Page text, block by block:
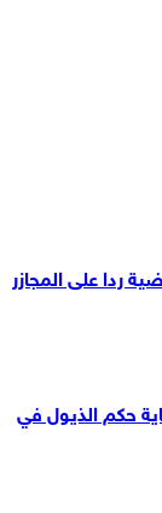
ردا على المجازر
حكم الذيول في